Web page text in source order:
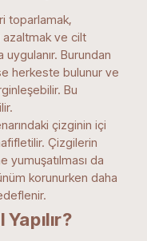
toparlamak,
azaltmak ve cilt
Burundan
herkeste bulunur ve
Bu
çizginin içi
Çizgilerin
yumuşatılması da
korunurken daha